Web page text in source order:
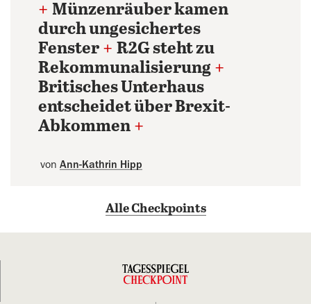
+ Münzenräuber kamen
durch ungesichertes
Fenster + R2G steht zu
Rekommunalisierung +
Britisches Unterhaus
entscheidet über Brexit-
Abkommen +
von Ann-Kathrin Hipp
Alle Checkpoints